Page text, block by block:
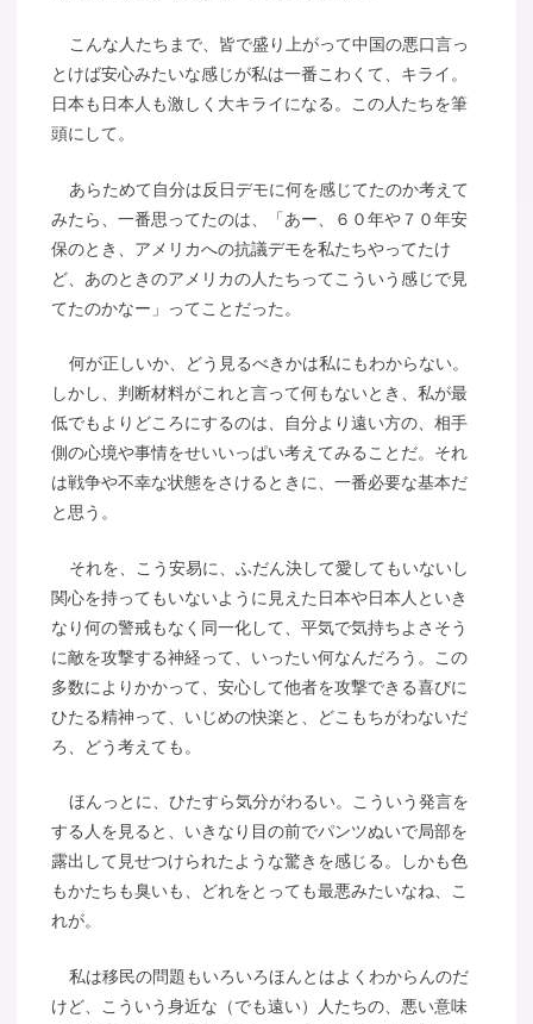
こんな人たちまで、皆で盛り上がって中国の悪口言っ
とけば安心みたいな感じが私は一番こわくて、キライ。
日本も日本人も激しく大キライになる。この人たちを筆
頭にして。
あらためて自分は反日デモに何を感じてたのか考えて
みたら、一番思ってたのは、「あー、６０年や７０年安
保のとき、アメリカへの抗議デモを私たちやってたけ
ど、あのときのアメリカの人たちってこういう感じで見
てたのかなー」ってことだった。
何が正しいか、どう見るべきかは私にもわからない。
しかし、判断材料がこれと言って何もないとき、私が最
低でもよりどころにするのは、自分より遠い方の、相手
側の心境や事情をせいいっぱい考えてみることだ。それ
は戦争や不幸な状態をさけるときに、一番必要な基本だ
と思う。
それを、こう安易に、ふだん決して愛してもいないし
関心を持ってもいないように見えた日本や日本人といき
なり何の警戒もなく同一化して、平気で気持ちよさそう
に敵を攻撃する神経って、いったい何なんだろう。この
多数によりかかって、安心して他者を攻撃できる喜びに
ひたる精神って、いじめの快楽と、どこもちがわないだ
ろ、どう考えても。
ほんっとに、ひたすら気分がわるい。こういう発言を
する人を見ると、いきなり目の前でパンツぬいで局部を
露出して見せつけられたような驚きを感じる。しかも色
もかたちも臭いも、どれをとっても最悪みたいなね、こ
れが。
私は移民の問題もいろいろほんとはよくわからんのだ
けど、こういう身近な（でも遠い）人たちの、悪い意味